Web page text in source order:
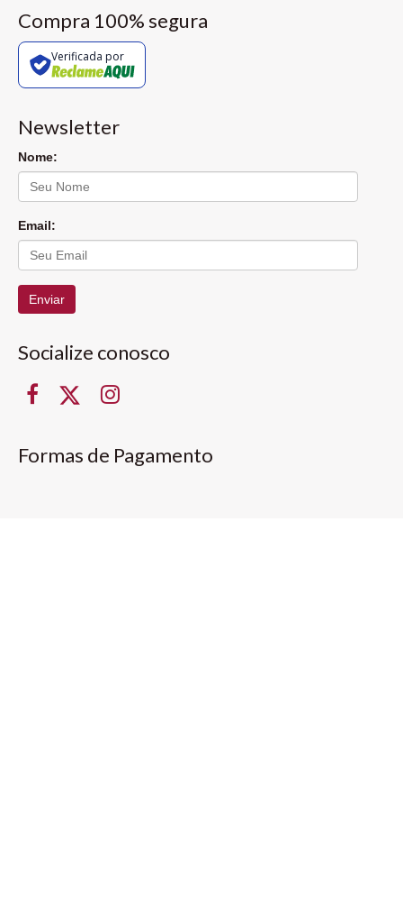
Compra 100% segura
Verificada por
Newsletter
Nome:
Email:
Enviar
Socialize conosco
Formas de Pagamento